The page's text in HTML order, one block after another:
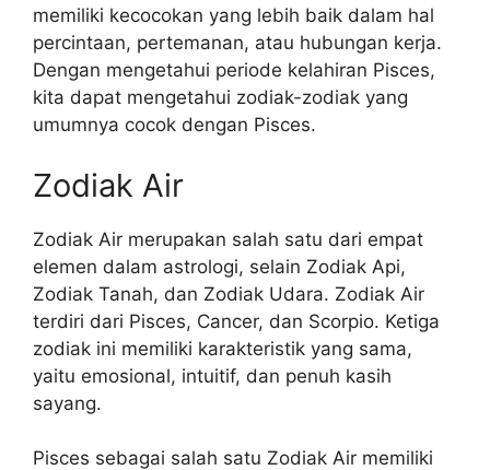
memiliki kecocokan yang lebih baik dalam hal
percintaan, pertemanan, atau hubungan kerja.
Dengan mengetahui periode kelahiran Pisces,
kita dapat mengetahui zodiak-zodiak yang
umumnya cocok dengan Pisces.
Zodiak Air
Zodiak Air merupakan salah satu dari empat
elemen dalam astrologi, selain Zodiak Api,
Zodiak Tanah, dan Zodiak Udara. Zodiak Air
terdiri dari Pisces, Cancer, dan Scorpio. Ketiga
zodiak ini memiliki karakteristik yang sama,
yaitu emosional, intuitif, dan penuh kasih
sayang.
Pisces sebagai salah satu Zodiak Air memiliki